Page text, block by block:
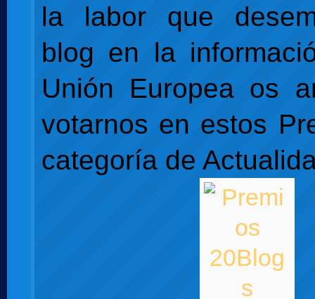
la labor que
blog en la
Unión Europea os
votarnos en estos
categoría de